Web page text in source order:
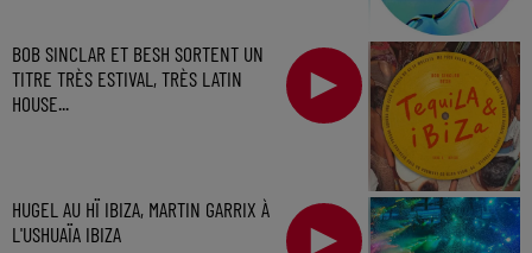
BOB SINCLAR ET BESH SORTENT UN
TITRE TRÈS ESTIVAL, TRÈS LATIN
HOUSE...
HUGEL AU HÏ IBIZA, MARTIN GARRIX À
L'USHUAÏA IBIZA